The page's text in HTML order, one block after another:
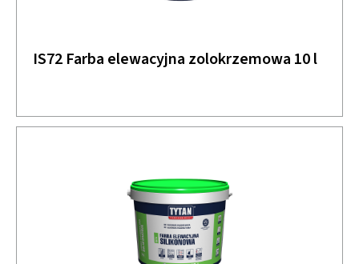
IS72 Farba elewacyjna zolokrzemowa 10 l